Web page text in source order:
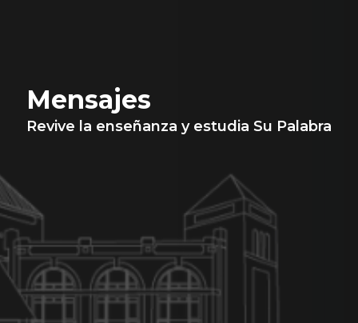
Mensajes
Revive la enseñanza y estudia Su Palabra